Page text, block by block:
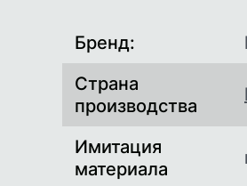
Характеристики
Бренд:
Страна
производства
Имитация
материала